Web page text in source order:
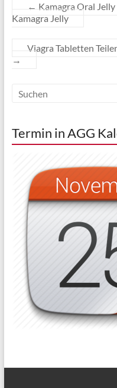
← Kamagra Oral
Kamagra Jelly
Viagra Tabletten
→
Termin in AGG